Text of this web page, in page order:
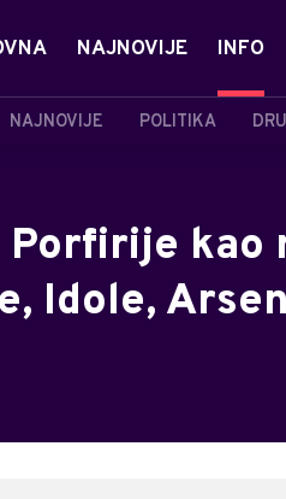
NAJNOVIJE INFO
NAJNOVIJE POLITIKA
kao
Idole,